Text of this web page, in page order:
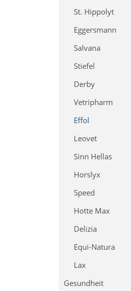
St. Hippolyt
Eggersmann
Salvana
Stiefel
Derby
Vetripharm
Effol
Leovet
Sinn Hellas
Horslyx
Speed
Hotte Max
Delizia
Equi-Natura
Lax
Gesundheit